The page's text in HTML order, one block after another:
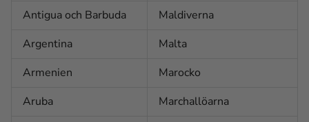
Antigua och Barbuda
Maldiverna
Argentina
Malta
Armenien
Marocko
Aruba
Marchallöarna